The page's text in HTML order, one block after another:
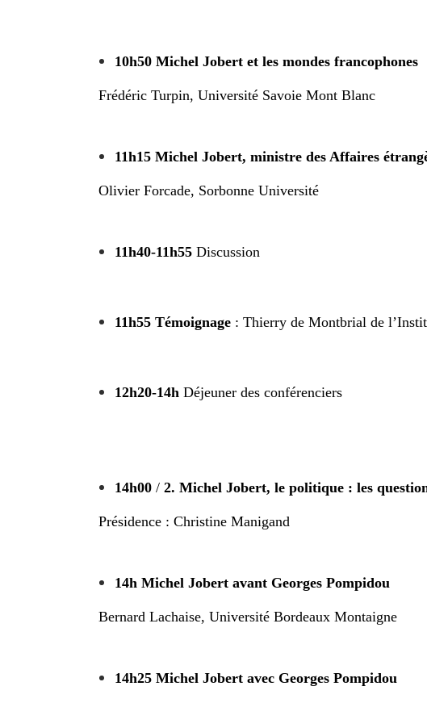
10h50 Michel Jobert et les mondes francophones
Frédéric Turpin, Université Savoie Mont Blanc
11h15 Michel Jobert, ministre des Affaires
Olivier Forcade, Sorbonne Université
11h40-11h55 Discussion
11h55 Témoignage : Thierry de Montbrial de
12h20-14h Déjeuner des conférenciers
14h00 / 2. Michel Jobert, le politique : les
Présidence : Christine Manigand
14h Michel Jobert avant Georges Pompidou
Bernard Lachaise, Université Bordeaux Montaigne
14h25 Michel Jobert avec Georges Pompidou